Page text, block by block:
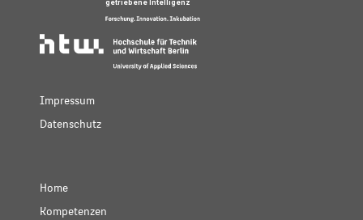
Impressum
Datenschutz
Home
Kompetenzen